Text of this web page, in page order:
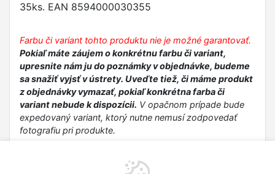
35ks. EAN 8594000030355
Farbu či variant tohto produktu nie je možné garantovať.
Pokiaľ máte záujem o konkrétnu farbu či variant,
upresnite nám ju do poznámky v objednávke, budeme
sa snažiť vyjsť v ústrety. Uveďte tiež, či máme produkt
z objednávky vymazať, pokiaľ konkrétna farba či
variant nebude k dispozícii. V opačnom prípade bude
expedovaný variant, ktorý nutne nemusí zodpovedať
fotografiu pri produkte.
Bezpečnostné informácie